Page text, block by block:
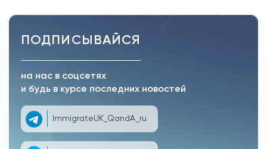
ПОДПИСЫВАЙСЯ
на нас в соцсетях
и будь в курсе последних новостей
ImmigrateUK_QandA_ru